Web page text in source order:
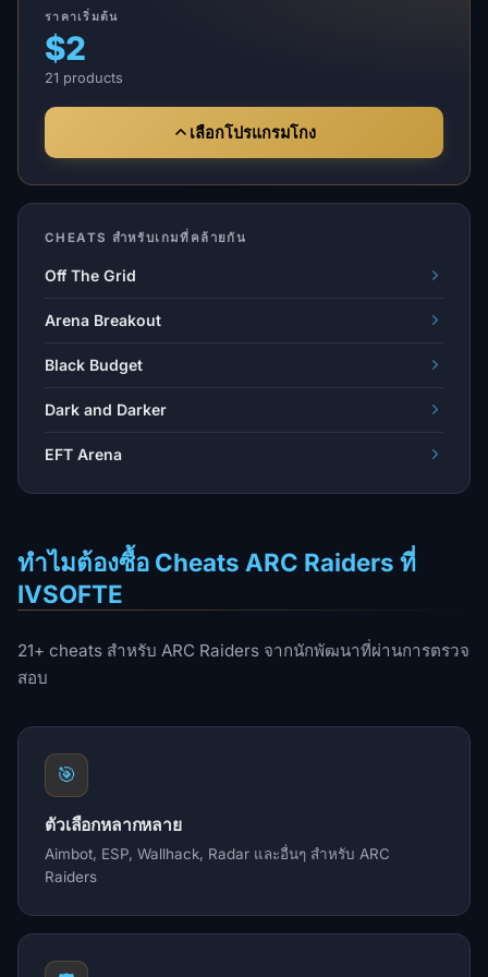
ราคาเริ่มต้น
$2
21 products
เลือกโปรแกรมโกง
CHEATS สำหรับเกมที่คล้ายกัน
Off The Grid
Arena Breakout
Black Budget
Dark and Darker
EFT Arena
ทำไมต้องซื้อ Cheats ARC Raiders ที่
IVSOFTE
21+ cheats สำหรับ ARC Raiders จากนักพัฒนาที่ผ่านการตรวจ
สอบ
🎯
ตัวเลือกหลากหลาย
Aimbot, ESP, Wallhack, Radar และอื่นๆ สำหรับ ARC
Raiders